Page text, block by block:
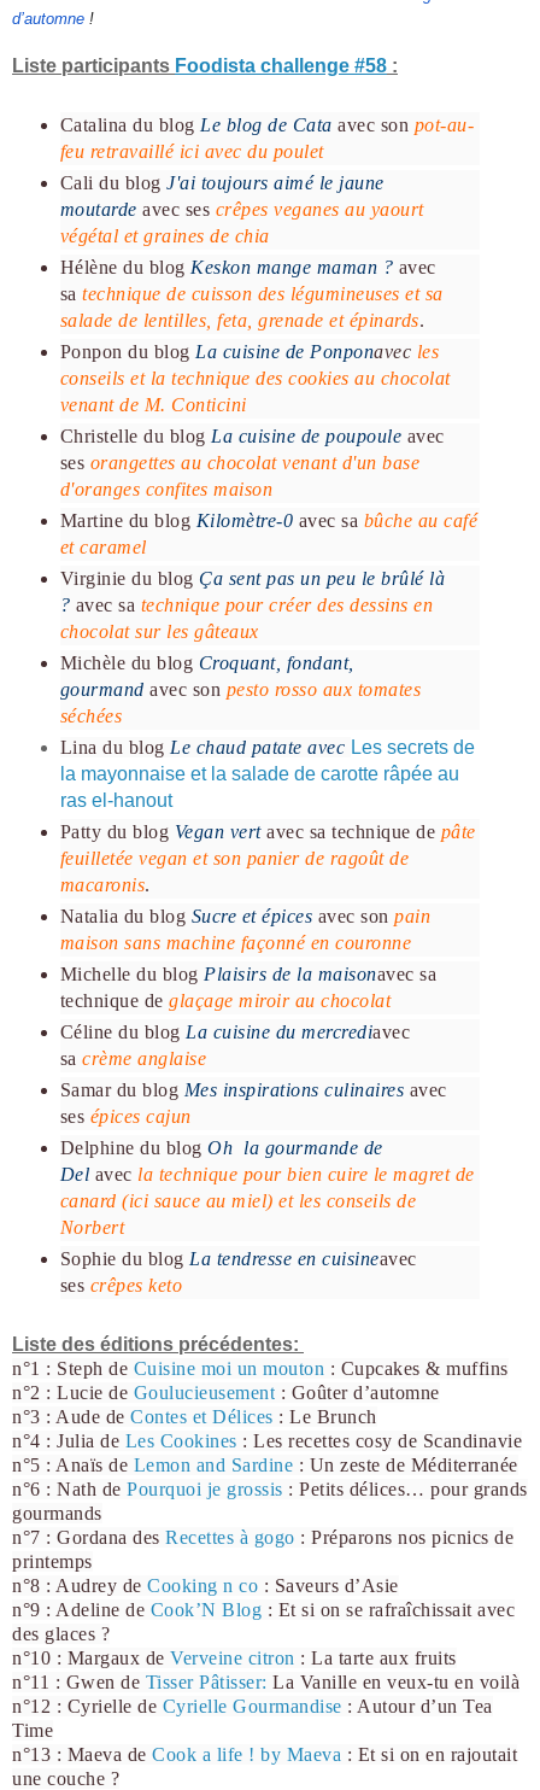
d’automne !
Liste participants Foodista challenge #58 :
Catalina du blog Le blog de Cata avec son pot-au-
feu retravaillé ici avec du poulet
Cali du blogJ'ai toujours aimé le jaune
moutarde avec ses crêpes veganes au yaourt
végétal et graines de chia
Hélène du blog Keskon mange maman ? avec
satechnique de cuisson des légumineuses et sa
salade de lentilles, feta, grenade et épinards.
Ponpon du blog La cuisine de Ponponavec les
conseils et la technique des cookies au chocolat
venant de M. Conticini
Christelle du blog La cuisine de poupoule avec
ses orangettes au chocolat venant d'un base
d'oranges confites maison
Martine du blog Kilomètre-0 avec sa bûche au café
et caramel
Virginie du blog Ça sent pas un peu le brûlé là
? avec sa technique pour créer des dessins en
chocolat sur les gâteaux
Michèle du blog Croquant, fondant,
gourmand avec son pesto rosso aux tomates
séchées
Lina du blog Le chaud patate avec Les secrets de
la mayonnaise et la salade de carotte râpée au
ras el-hanout
Patty du blog Vegan vertavec sa technique de pâte
feuilletée vegan et son panier de ragoût de
macaronis.
Natalia du blog Sucre et épices avec son pain
maison sans machine façonné en couronne
Michelle du blog Plaisirs de la maisonavec sa
technique deglaçage miroir au chocolat
Céline du blog La cuisine du mercrediavec
sacrème anglaise
Samar du blog Mes inspirations culinaires avec
ses épices cajun
Delphine du blogOh la gourmande de
Del avec la technique pour bien cuire le magret de
canard (ici sauce au miel) et les conseils de
Norbert
Sophie du blog La tendresse en cuisineavec
ses crêpes keto
Liste des éditions précédentes:
n°1 : Steph de Cuisine moi un mouton : Cupcakes & muffins
n°2 : Lucie de Goulucieusement : Goûter d’automne
n°3 : Aude de Contes et Délices : Le Brunch
n°4 : Julia de Les Cookines : Les recettes cosy de Scandinavie
n°5 : Anaïs de Lemon and Sardine : Un zeste de Méditerranée
n°6 : Nath de Pourquoi je grossis : Petits délices… pour grands
gourmands
n°7 : Gordana des Recettes à gogo : Préparons nos picnics de
printemps
n°8 : Audrey de Cooking n co : Saveurs d’Asie
n°9 : Adeline de Cook’N Blog : Et si on se rafraîchissait avec
des glaces ?
n°10 : Margaux de Verveine citron : La tarte aux fruits
n°11 : Gwen de Tisser Pâtisser: La Vanille en veux-tu en voilà
n°12 : Cyrielle de Cyrielle Gourmandise : Autour d’un Tea
Time
n°13 : Maeva de Cook a life ! by Maeva : Et si on en rajoutait
une couche ?